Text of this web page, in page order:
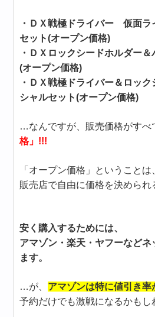
・ＤＸ戦極ドライバー 仮面ラ
セット(オープン価格)
・ＤＸロックシードホルダー
(オープン価格)
・ＤＸ戦極ドライバー＆ロッ
シャルセット(オープン価格)
…なんですが、販売価格がすべ
格」!!!
「オープン価格」ということは
販売店で自由に価格を決められ
安く購入するためには、
アマゾン・楽天・ヤフーなどネ
ます。
…が、 アマゾンは特に値引き率
予約だけでも激戦になるかもし